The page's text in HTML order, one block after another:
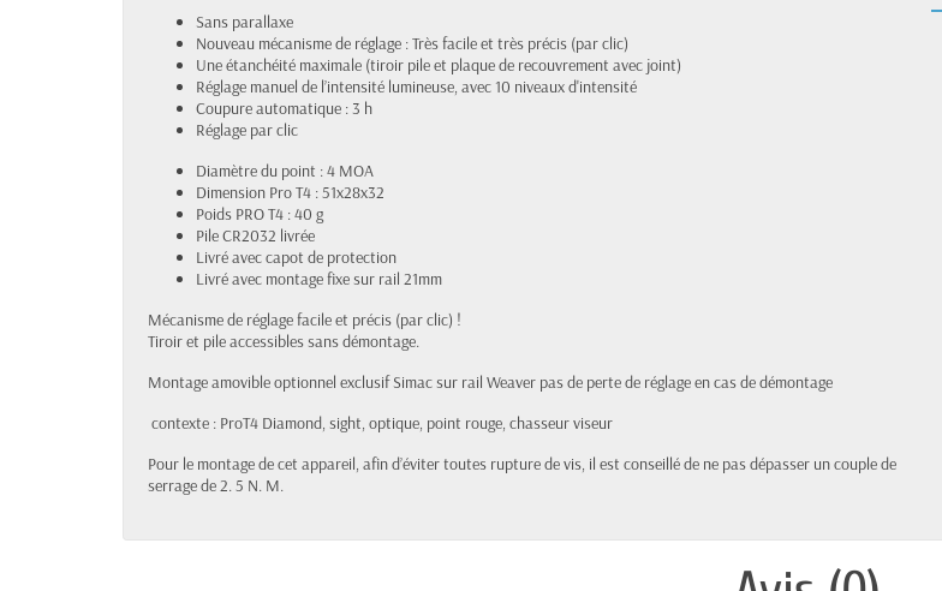
Sans parallaxe
Nouveau mécanisme de réglage : Très facile et très précis (par clic)
Une étanchéité maximale (tiroir pile et plaque de recouvrement avec joint)
Réglage manuel de l’intensité lumineuse, avec 10 niveaux d'intensité
Coupure automatique : 3 h
Réglage par clic
Diamètre du point : 4 MOA
Dimension Pro T4 : 51x28x32
Poids PRO T4 : 40 g
Pile CR2032 livrée
Livré avec capot de protection
Livré avec montage fixe sur rail 21mm
Mécanisme de réglage facile et précis (par clic) !
Tiroir et pile accessibles sans démontage.
Montage amovible optionnel exclusif Simac sur rail Weaver pas de perte de réglage en cas de démontage
contexte : ProT4 Diamond, sight, optique, point rouge, chasseur viseur
Pour le montage de cet appareil, afin d’éviter toutes rupture de vis, il est conseillé de ne pas dépasser un couple de
serrage de 2. 5 N. M.